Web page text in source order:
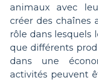
animaux avec
créer des chaînes
rôle dans lesquels
que différents
dans une
activités peuvent